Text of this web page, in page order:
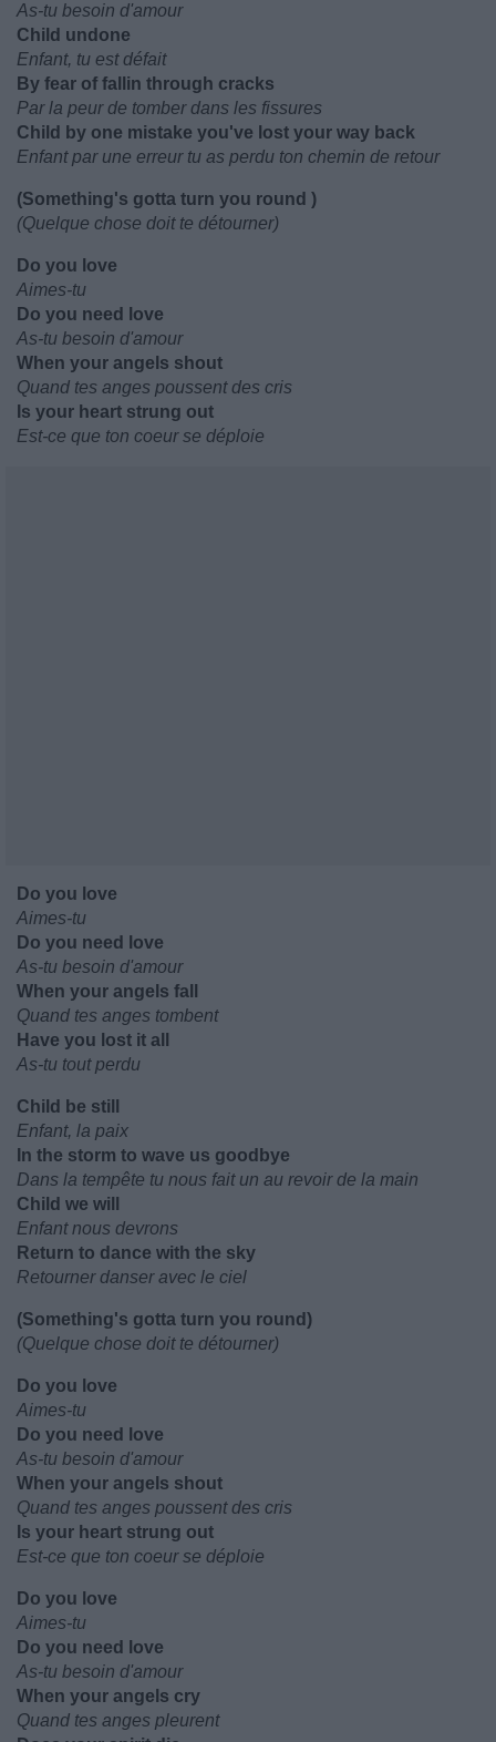
As-tu besoin d'amour
Child undone
Enfant, tu est défait
By fear of fallin through cracks
Par la peur de tomber dans les fissures
Child by one mistake you've lost your way back
Enfant par une erreur tu as perdu ton chemin de retour
(Something's gotta turn you round )
(Quelque chose doit te détourner)
Do you love
Aimes-tu
Do you need love
As-tu besoin d'amour
When your angels shout
Quand tes anges poussent des cris
Is your heart strung out
Est-ce que ton coeur se déploie
Do you love
Aimes-tu
Do you need love
As-tu besoin d'amour
When your angels fall
Quand tes anges tombent
Have you lost it all
As-tu tout perdu
Child be still
Enfant, la paix
In the storm to wave us goodbye
Dans la tempête tu nous fait un au revoir de la main
Child we will
Enfant nous devrons
Return to dance with the sky
Retourner danser avec le ciel
(Something's gotta turn you round)
(Quelque chose doit te détourner)
Do you love
Aimes-tu
Do you need love
As-tu besoin d'amour
When your angels shout
Quand tes anges poussent des cris
Is your heart strung out
Est-ce que ton coeur se déploie
Do you love
Aimes-tu
Do you need love
As-tu besoin d'amour
When your angels cry
Quand tes anges pleurent